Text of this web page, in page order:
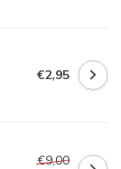
€2,95
€9,00